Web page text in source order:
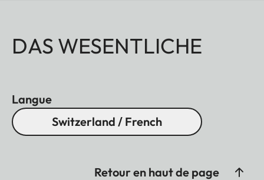
DAS WESENTLICHE
Langue
Switzerland / French
Retour en haut de page